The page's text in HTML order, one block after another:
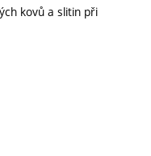
kovů a slitin při